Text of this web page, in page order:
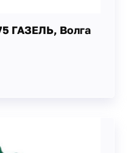
ГАЗЕЛЬ, Волга